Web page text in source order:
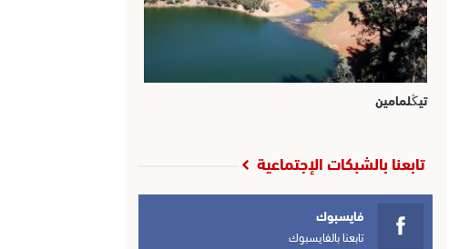
تيڭلمامين
تابعنا بالشبكات الإجتماعية
فايسبوك
تابعنا بالفايسبوك